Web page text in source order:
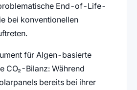
End-of-Life-
bei konventionellen
für Algen-basierte
CO₂-Bilanz: Während
bereits bei ihrer